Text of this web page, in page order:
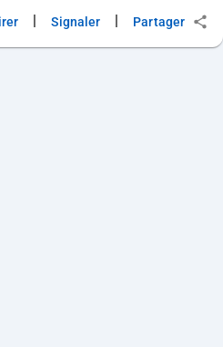
| Signaler | Partager